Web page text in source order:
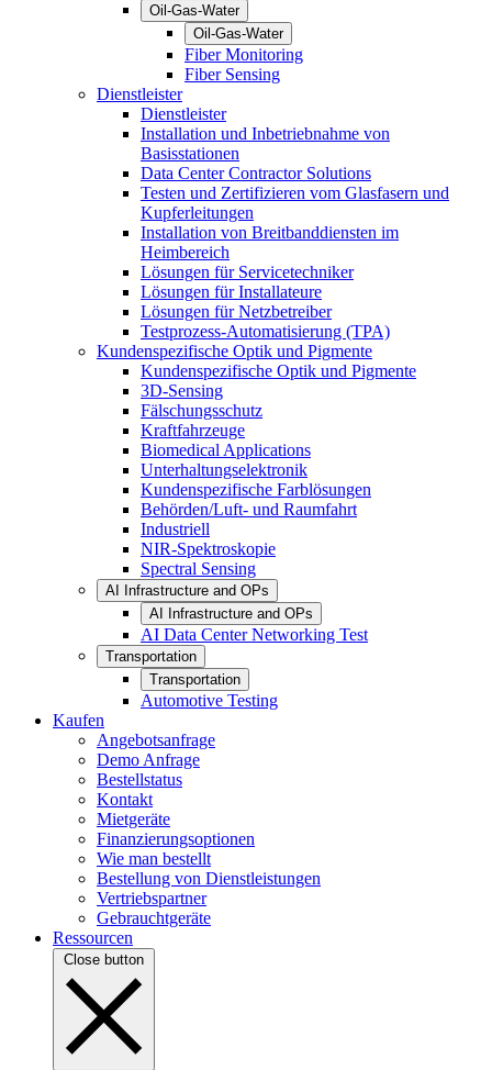
Oil-Gas-Water
Oil-Gas-Water
Fiber Monitoring
Fiber Sensing
Dienstleister
Dienstleister
Installation und Inbetriebnahme von
Basisstationen
Data Center Contractor Solutions
Testen und Zertifizieren vom Glasfasern und
Kupferleitungen
Installation von Breitbanddiensten im
Heimbereich
Lösungen für Servicetechniker
Lösungen für Installateure
Lösungen für Netzbetreiber
Testprozess-Automatisierung (TPA)
Kundenspezifische Optik und Pigmente
Kundenspezifische Optik und Pigmente
3D-Sensing
Fälschungsschutz
Kraftfahrzeuge
Biomedical Applications
Unterhaltungselektronik
Kundenspezifische Farblösungen
Behörden/Luft- und Raumfahrt
Industriell
NIR-Spektroskopie
Spectral Sensing
AI Infrastructure and OPs
AI Infrastructure and OPs
AI Data Center Networking Test
Transportation
Transportation
Automotive Testing
Kaufen
Angebotsanfrage
Demo Anfrage
Bestellstatus
Kontakt
Mietgeräte
Finanzierungsoptionen
Wie man bestellt
Bestellung von Dienstleistungen
Vertriebspartner
Gebrauchtgeräte
Ressourcen
Close button